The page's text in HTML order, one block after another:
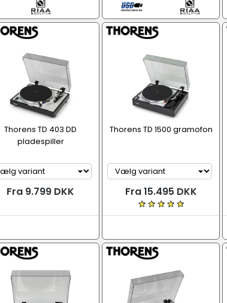
Thorens TD 403 DD
pladespiller
Fra 9.799 DKK
Thorens TD 1500 gramofon
Fra 15.495 DKK